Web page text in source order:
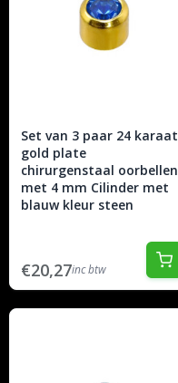
Set van 3 paar 24 karaat
gold plate
chirurgenstaal oorbellen
met 4 mm Cilinder met
blauw kleur steen
€20,27inc btw